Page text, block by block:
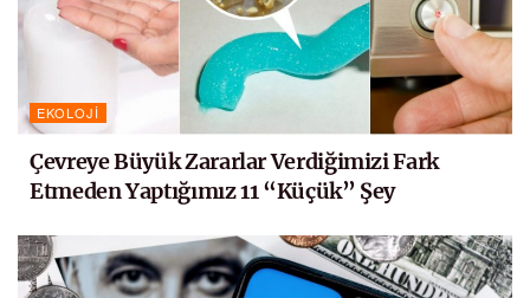
EKOLOJI
Çevreye Büyük Zararlar Verdiğimizi Fark
Etmeden Yaptığımız 11 “Küçük” Şey